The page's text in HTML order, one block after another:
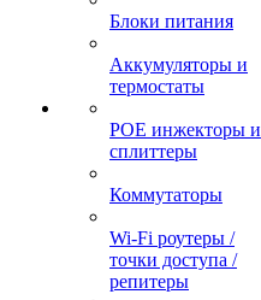
Блоки питания
Аккумуляторы и
термостаты
POE инжекторы и
сплиттеры
Коммутаторы
Wi-Fi роутеры /
точки доступа /
репитеры